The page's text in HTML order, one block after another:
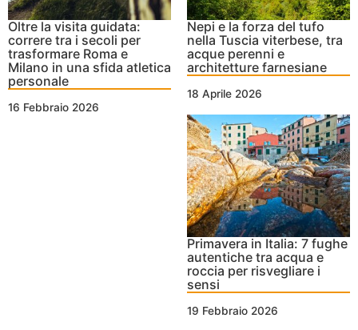
Oltre la visita guidata:
correre tra i secoli per
trasformare Roma e
Milano in una sfida atletica
personale
16 Febbraio 2026
Nepi e la forza del tufo
nella Tuscia viterbese, tra
acque perenni e
architetture farnesiane
18 Aprile 2026
Primavera in Italia: 7 fughe
autentiche tra acqua e
roccia per risvegliare i
sensi
19 Febbraio 2026